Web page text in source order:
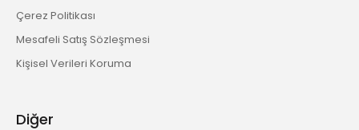
Çerez Politikası
Mesafeli Satış Sözleşmesi
Kişisel Verileri Koruma
Diğer